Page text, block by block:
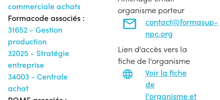
commerciale achats
Formacode associés :
31652 - Gestion
production
32025 - Stratégie
entreprise
34003 - Centrale
achat
organisme porteur
contact@formasup-
npc.org
Lien d'accès vers la
fiche de l'organisme
Voir la fiche
de
l'organisme et